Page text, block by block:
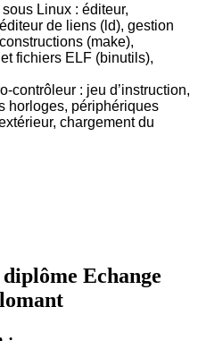
Linux : éditeur,
de liens (ld), gestion
(make),
fichiers ELF (binutils),
contrôleur : jeu d’instruction,
horloges, périphériques
chargement du
Echange